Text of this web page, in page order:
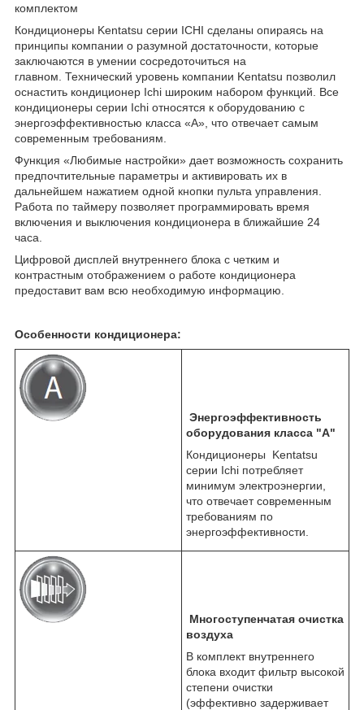
комплектом
Кондиционеры Kentatsu серии ICHI сделаны опираясь на
принципы компании о разумной достаточности, которые
заключаются в умении сосредоточиться на
главном. Технический уровень компании Kentatsu позволил
оснастить кондиционер Ichi широким набором функций. Все
кондиционеры серии Ichi относятся к оборудованию с
энергоэффективностью класса «А», что отвечает самым
современным требованиям.
Функция «Любимые настройки» дает возможность сохранить
предпочтительные параметры и активировать их в
дальнейшем нажатием одной кнопки пульта управления.
Работа по таймеру позволяет программировать время
включения и выключения кондиционера в ближайшие 24
часа.
Цифровой дисплей внутреннего блока с четким и
контрастным отображением о работе кондиционера
предоставит вам всю необходимую информацию.
Особенности кондиционера:
Энергоэффективность
оборудования класса "А"
Кондиционеры Kentatsu
серии Ichi потребляет
минимум электроэнергии,
что отвечает современным
требованиям по
энергоэффективности.
Многоступенчатая очистка
воздуха
В комплект внутреннего
блока входит фильтр высокой
степени очистки
(эффективно задерживает